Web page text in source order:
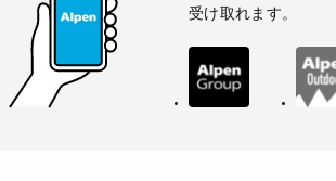
受け取れます。